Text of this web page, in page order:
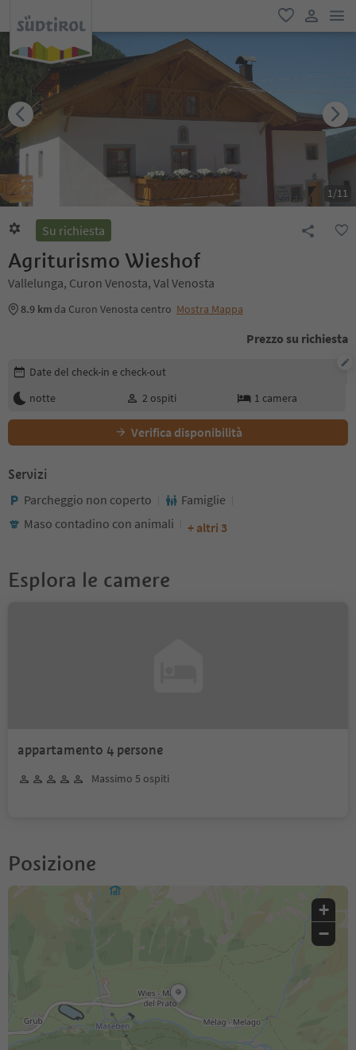
favoriti
user link
1/11
Su richiesta
Agriturismo Wieshof
Vallelunga, Curon Venosta, Val Venosta
8.9 km da Curon Venosta centro Mostra Mappa
Prezzo su richiesta
Modifica i dettagli della prenotazione
Date del check-in e check-out
notte
2 ospiti 1 camera
Verifica disponibilità
Servizi
Parcheggio non coperto
Famiglie
Maso contadino con animali
+ altri 3
Esplora le camere
appartamento 4 persone
Massimo 5 ospiti
Posizione
+
−